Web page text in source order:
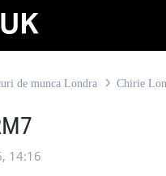
de munca Londra Chirie
14:16